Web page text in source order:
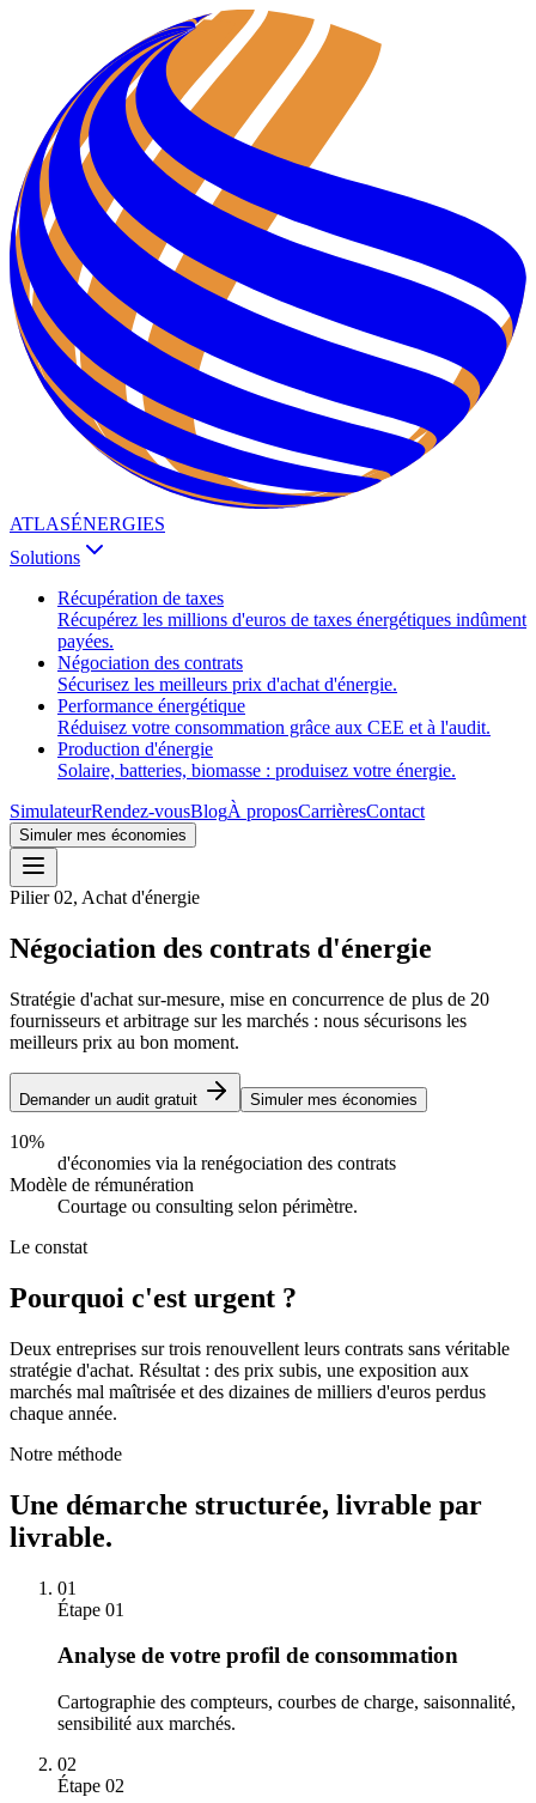
ATLASÉNERGIES
Solutions
Récupération de taxes
Récupérez les millions d'euros de taxes énergétiques indûment
payées.
Négociation des contrats
Sécurisez les meilleurs prix d'achat d'énergie.
Performance énergétique
Réduisez votre consommation grâce aux CEE et à l'audit.
Production d'énergie
Solaire, batteries, biomasse : produisez votre énergie.
SimulateurRendez-vousBlogÀ proposCarrièresContact
Simuler mes économies
Pilier 02, Achat d'énergie
Négociation des contrats d'énergie
Stratégie d'achat sur-mesure, mise en concurrence de plus de 20
fournisseurs et arbitrage sur les marchés : nous sécurisons les
meilleurs prix au bon moment.
Demander un audit gratuit Simuler mes économies
10%
d'économies via la renégociation des contrats
Modèle de rémunération
Courtage ou consulting selon périmètre.
Le constat
Pourquoi c'est urgent ?
Deux entreprises sur trois renouvellent leurs contrats sans véritable
stratégie d'achat. Résultat : des prix subis, une exposition aux
marchés mal maîtrisée et des dizaines de milliers d'euros perdus
chaque année.
Notre méthode
Une démarche structurée, livrable par
livrable.
01
Étape 01
Analyse de votre profil de consommation
Cartographie des compteurs, courbes de charge, saisonnalité,
sensibilité aux marchés.
02
Étape 02